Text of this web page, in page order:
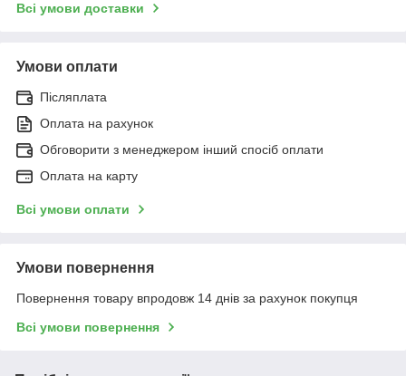
Всі умови доставки
Умови оплати
Післяплата
Оплата на рахунок
Обговорити з менеджером інший спосіб оплати
Оплата на карту
Всі умови оплати
Умови повернення
Повернення товару впродовж 14 днів за рахунок покупця
Всі умови повернення